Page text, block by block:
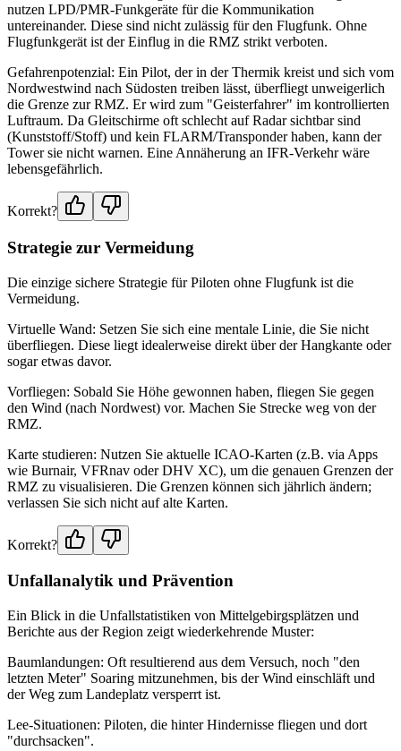
nutzen LPD/PMR-Funkgeräte für die Kommunikation
untereinander. Diese sind nicht zulässig für den Flugfunk. Ohne
Flugfunkgerät ist der Einflug in die RMZ strikt verboten.
Gefahrenpotenzial: Ein Pilot, der in der Thermik kreist und sich vom
Nordwestwind nach Südosten treiben lässt, überfliegt unweigerlich
die Grenze zur RMZ. Er wird zum "Geisterfahrer" im kontrollierten
Luftraum. Da Gleitschirme oft schlecht auf Radar sichtbar sind
(Kunststoff/Stoff) und kein FLARM/Transponder haben, kann der
Tower sie nicht warnen. Eine Annäherung an IFR-Verkehr wäre
lebensgefährlich.
Korrekt?
Strategie zur Vermeidung
Die einzige sichere Strategie für Piloten ohne Flugfunk ist die
Vermeidung.
Virtuelle Wand: Setzen Sie sich eine mentale Linie, die Sie nicht
überfliegen. Diese liegt idealerweise direkt über der Hangkante oder
sogar etwas davor.
Vorfliegen: Sobald Sie Höhe gewonnen haben, fliegen Sie gegen
den Wind (nach Nordwest) vor. Machen Sie Strecke weg von der
RMZ.
Karte studieren: Nutzen Sie aktuelle ICAO-Karten (z.B. via Apps
wie Burnair, VFRnav oder DHV XC), um die genauen Grenzen der
RMZ zu visualisieren. Die Grenzen können sich jährlich ändern;
verlassen Sie sich nicht auf alte Karten.
Korrekt?
Unfallanalytik und Prävention
Ein Blick in die Unfallstatistiken von Mittelgebirgsplätzen und
Berichte aus der Region zeigt wiederkehrende Muster:
Baumlandungen: Oft resultierend aus dem Versuch, noch "den
letzten Meter" Soaring mitzunehmen, bis der Wind einschläft und
der Weg zum Landeplatz versperrt ist.
Lee-Situationen: Piloten, die hinter Hindernisse fliegen und dort
"durchsacken".